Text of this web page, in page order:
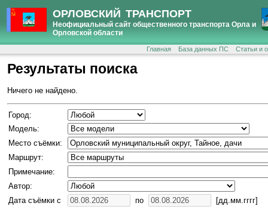
ОРЛОВСКИЙ ТРАНСПОРТ
Неофициальный сайт общественного транспорта Орла и
Орловской области
Главная База данных ПС Статьи и
Результаты поиска
Ничего не найдено.
Город:
Модель:
Место съёмки:
Маршрут:
Примечание:
Автор:
Дата съёмки с
по
[дд.мм.гггг]